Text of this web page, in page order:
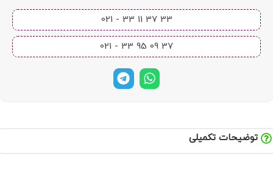
33 37 11 33 - 021​
37 09 95 33 - 021​
توضیحات تکمیلی